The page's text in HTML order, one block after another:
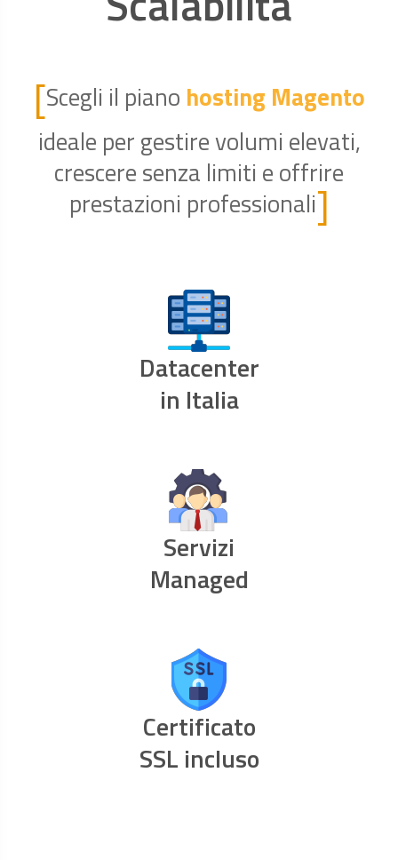
[Scegli il piano hosting Magento
ideale per gestire volumi elevati,
crescere senza limiti e offrire
prestazioni professionali]
Datacenter
in Italia
Servizi
Managed
Certificato
SSL incluso